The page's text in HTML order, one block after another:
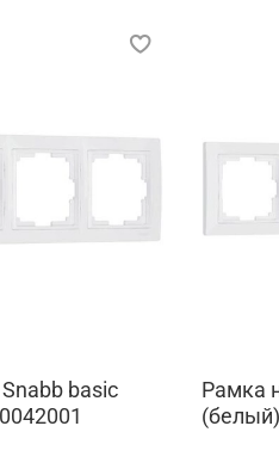
basic
Рамка